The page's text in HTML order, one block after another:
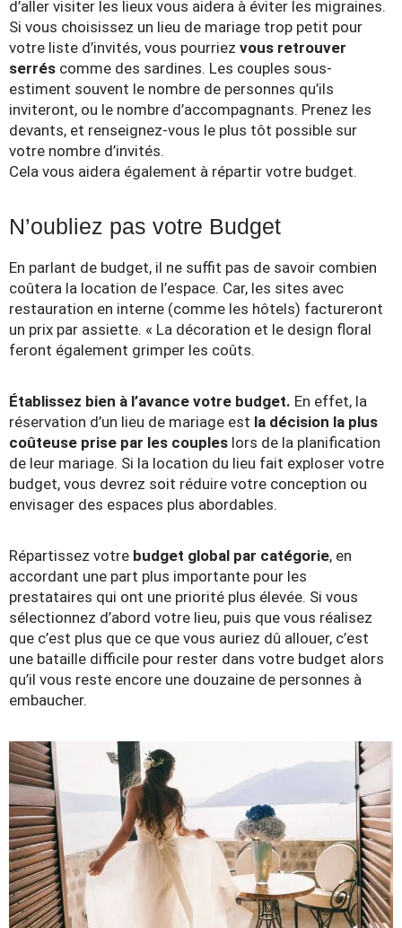
d’aller visiter les lieux vous aidera à éviter les migraines.
Si vous choisissez un lieu de mariage trop petit pour
votre liste d’invités, vous pourriez vous retrouver
serrés comme des sardines. Les couples sous-
estiment souvent le nombre de personnes qu’ils
inviteront, ou le nombre d’accompagnants. Prenez les
devants, et renseignez-vous le plus tôt possible sur
votre nombre d’invités.
Cela vous aidera également à répartir votre budget.
N’oubliez pas votre Budget
En parlant de budget, il ne suffit pas de savoir combien
coûtera la location de l’espace. Car, les sites avec
restauration en interne (comme les hôtels) factureront
un prix par assiette. « La décoration et le design floral
feront également grimper les coûts.
Établissez bien à l’avance votre budget. En effet, la
réservation d’un lieu de mariage est la décision la plus
coûteuse prise par les couples lors de la planification
de leur mariage. Si la location du lieu fait exploser votre
budget, vous devrez soit réduire votre conception ou
envisager des espaces plus abordables.
Répartissez votre budget global par catégorie, en
accordant une part plus importante pour les
prestataires qui ont une priorité plus élevée. Si vous
sélectionnez d’abord votre lieu, puis que vous réalisez
que c’est plus que ce que vous auriez dû allouer, c’est
une bataille difficile pour rester dans votre budget alors
qu’il vous reste encore une douzaine de personnes à
embaucher.